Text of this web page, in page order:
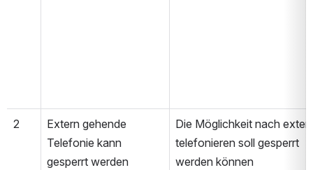
2
Extern gehende
Telefonie kann
gesperrt werden
Die Möglichkeit nach
telefonieren soll gesperrt
werden können